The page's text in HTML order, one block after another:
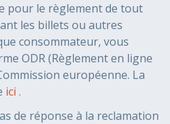
pour le règlement de tout
les billets ou autres
consommateur, vous
ODR (Règlement en ligne
européenne. La
ici .
de réponse à la reclamation